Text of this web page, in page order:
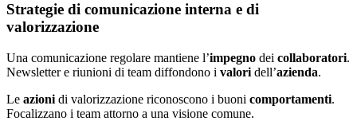
Strategie di comunicazione interna e di
valorizzazione
Una comunicazione regolare mantiene l’impegno dei collaboratori.
Newsletter e riunioni di team diffondono i valori dell’azienda.
Le azioni di valorizzazione riconoscono i buoni comportamenti.
Focalizzano i team attorno a una visione comune.